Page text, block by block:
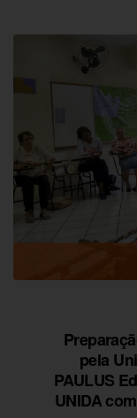
pela
PAULUS
UNIDA